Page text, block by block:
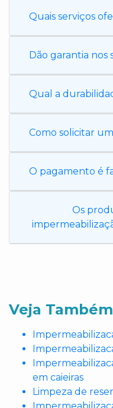
Quais serviços
Dão garantia nos
Qual a
Como solicitar
O pagamento é
Os
Veja
em caieiras
Limpeza de